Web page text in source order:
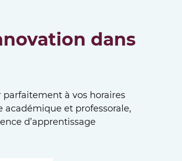
dans
parfaitement à vos horaires
académique et professorale,
d’apprentissage